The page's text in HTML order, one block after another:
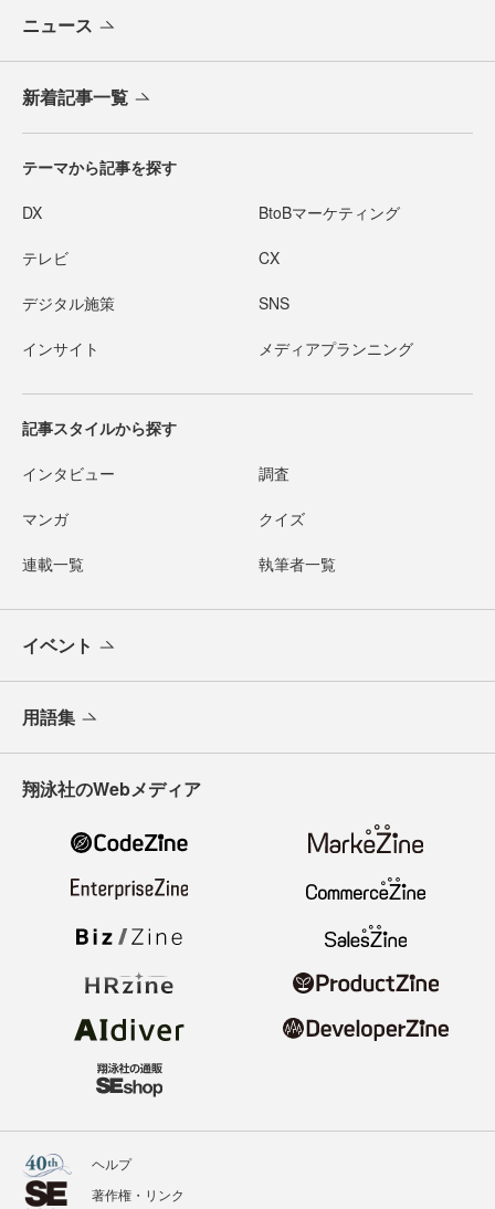
ニュース
新着記事一覧
テーマから記事を探す
DX BtoBマーケティング
テレビ CX
デジタル施策 SNS
インサイト メディアプランニング
記事スタイルから探す
インタビュー 調査
マンガ クイズ
連載一覧 執筆者一覧
イベント
用語集
翔泳社のWebメディア
ヘルプ
著作権・リンク